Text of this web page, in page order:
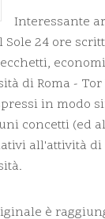
Interessante
Sole 24 ore
di Roma -
in modo
concetti (ed
all'attività di
è